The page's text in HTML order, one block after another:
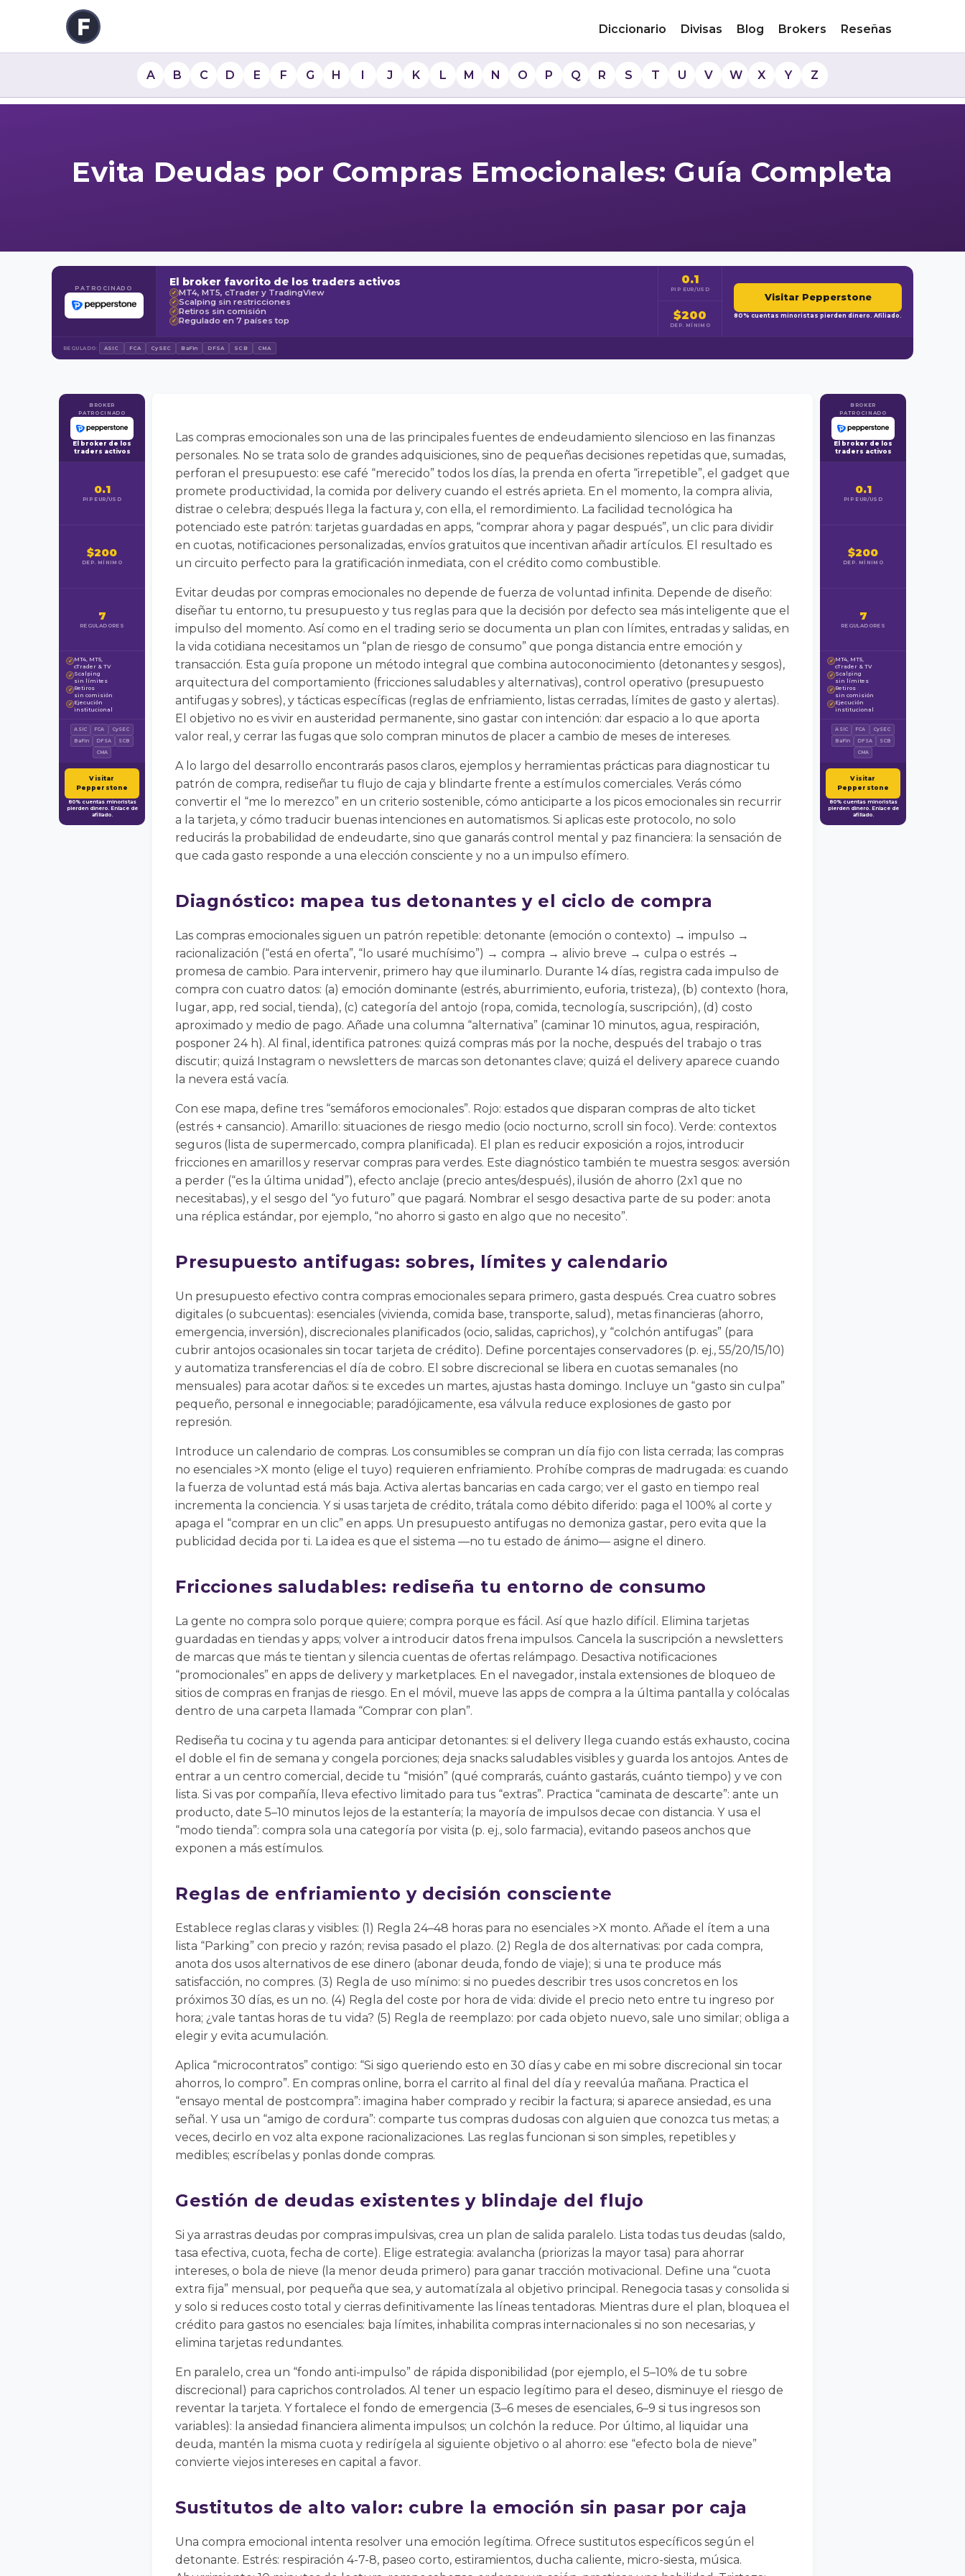
Diccionario Divisas Blog Brokers Reseñas
A B C D E F G H I J K L M N O P Q R S T U V W X Y Z
Evita Deudas por Compras Emocionales: Guía Completa
PATROCINADO El broker favorito de los traders activos
✓ MT4, MT5, cTrader y TradingView
✓ Scalping sin restricciones
✓ Retiros sin comisión
✓ Regulado en 7 países top
0.1
PIP EUR/USD
$200
DEP. MÍNIMO
Visitar Pepperstone
80% cuentas minoristas pierden dinero. Afiliado.
REGULADO: ASIC FCA CySEC BaFin DFSA SCB CMA
BROKER
PATROCINADO
El broker de los
traders activos
0.1
PIP EUR/USD
$200
DEP. MÍNIMO
7
REGULADORES
✓ MT4, MT5,
cTrader & TV
✓ Scalping
sin límites
✓ Retiros
sin comisión
✓ Ejecución
institucional
ASIC FCA
CySEC
BaFin
DFSA
SCB
CMA
Visitar
Pepperstone
80% cuentas minoristas
pierden dinero. Enlace de
afiliado.
Las compras emocionales son una de las principales fuentes de endeudamiento silencioso en las finanzas
personales. No se trata solo de grandes adquisiciones, sino de pequeñas decisiones repetidas que, sumadas,
perforan el presupuesto: ese café “merecido” todos los días, la prenda en oferta “irrepetible”, el gadget que
promete productividad, la comida por delivery cuando el estrés aprieta. En el momento, la compra alivia,
distrae o celebra; después llega la factura y, con ella, el remordimiento. La facilidad tecnológica ha
potenciado este patrón: tarjetas guardadas en apps, “comprar ahora y pagar después”, un clic para dividir
en cuotas, notificaciones personalizadas, envíos gratuitos que incentivan añadir artículos. El resultado es
un circuito perfecto para la gratificación inmediata, con el crédito como combustible.
Evitar deudas por compras emocionales no depende de fuerza de voluntad infinita. Depende de diseño:
diseñar tu entorno, tu presupuesto y tus reglas para que la decisión por defecto sea más inteligente que el
impulso del momento. Así como en el trading serio se documenta un plan con límites, entradas y salidas, en
la vida cotidiana necesitamos un “plan de riesgo de consumo” que ponga distancia entre emoción y
transacción. Esta guía propone un método integral que combina autoconocimiento (detonantes y sesgos),
arquitectura del comportamiento (fricciones saludables y alternativas), control operativo (presupuesto
antifugas y sobres), y tácticas específicas (reglas de enfriamiento, listas cerradas, límites de gasto y alertas).
El objetivo no es vivir en austeridad permanente, sino gastar con intención: dar espacio a lo que aporta
valor real, y cerrar las fugas que solo compran minutos de placer a cambio de meses de intereses.
A lo largo del desarrollo encontrarás pasos claros, ejemplos y herramientas prácticas para diagnosticar tu
patrón de compra, rediseñar tu flujo de caja y blindarte frente a estímulos comerciales. Verás cómo
convertir el “me lo merezco” en un criterio sostenible, cómo anticiparte a los picos emocionales sin recurrir
a la tarjeta, y cómo traducir buenas intenciones en automatismos. Si aplicas este protocolo, no solo
reducirás la probabilidad de endeudarte, sino que ganarás control mental y paz financiera: la sensación de
que cada gasto responde a una elección consciente y no a un impulso efímero.
Diagnóstico: mapea tus detonantes y el ciclo de compra
Las compras emocionales siguen un patrón repetible: detonante (emoción o contexto) → impulso →
racionalización (“está en oferta”, “lo usaré muchísimo”) → compra → alivio breve → culpa o estrés →
promesa de cambio. Para intervenir, primero hay que iluminarlo. Durante 14 días, registra cada impulso de
compra con cuatro datos: (a) emoción dominante (estrés, aburrimiento, euforia, tristeza), (b) contexto (hora,
lugar, app, red social, tienda), (c) categoría del antojo (ropa, comida, tecnología, suscripción), (d) costo
aproximado y medio de pago. Añade una columna “alternativa” (caminar 10 minutos, agua, respiración,
posponer 24 h). Al final, identifica patrones: quizá compras más por la noche, después del trabajo o tras
discutir; quizá Instagram o newsletters de marcas son detonantes clave; quizá el delivery aparece cuando
la nevera está vacía.
Con ese mapa, define tres “semáforos emocionales”. Rojo: estados que disparan compras de alto ticket
(estrés + cansancio). Amarillo: situaciones de riesgo medio (ocio nocturno, scroll sin foco). Verde: contextos
seguros (lista de supermercado, compra planificada). El plan es reducir exposición a rojos, introducir
fricciones en amarillos y reservar compras para verdes. Este diagnóstico también te muestra sesgos: aversión
a perder (“es la última unidad”), efecto anclaje (precio antes/después), ilusión de ahorro (2x1 que no
necesitabas), y el sesgo del “yo futuro” que pagará. Nombrar el sesgo desactiva parte de su poder: anota
una réplica estándar, por ejemplo, “no ahorro si gasto en algo que no necesito”.
Presupuesto antifugas: sobres, límites y calendario
Un presupuesto efectivo contra compras emocionales separa primero, gasta después. Crea cuatro sobres
digitales (o subcuentas): esenciales (vivienda, comida base, transporte, salud), metas financieras (ahorro,
emergencia, inversión), discrecionales planificados (ocio, salidas, caprichos), y “colchón antifugas” (para
cubrir antojos ocasionales sin tocar tarjeta de crédito). Define porcentajes conservadores (p. ej., 55/20/15/10)
y automatiza transferencias el día de cobro. El sobre discrecional se libera en cuotas semanales (no
mensuales) para acotar daños: si te excedes un martes, ajustas hasta domingo. Incluye un “gasto sin culpa”
pequeño, personal e innegociable; paradójicamente, esa válvula reduce explosiones de gasto por
represión.
Introduce un calendario de compras. Los consumibles se compran un día fijo con lista cerrada; las compras
no esenciales >X monto (elige el tuyo) requieren enfriamiento. Prohíbe compras de madrugada: es cuando
la fuerza de voluntad está más baja. Activa alertas bancarias en cada cargo; ver el gasto en tiempo real
incrementa la conciencia. Y si usas tarjeta de crédito, trátala como débito diferido: paga el 100% al corte y
apaga el “comprar en un clic” en apps. Un presupuesto antifugas no demoniza gastar, pero evita que la
publicidad decida por ti. La idea es que el sistema —no tu estado de ánimo— asigne el dinero.
Fricciones saludables: rediseña tu entorno de consumo
La gente no compra solo porque quiere; compra porque es fácil. Así que hazlo difícil. Elimina tarjetas
guardadas en tiendas y apps; volver a introducir datos frena impulsos. Cancela la suscripción a newsletters
de marcas que más te tientan y silencia cuentas de ofertas relámpago. Desactiva notificaciones
“promocionales” en apps de delivery y marketplaces. En el navegador, instala extensiones de bloqueo de
sitios de compras en franjas de riesgo. En el móvil, mueve las apps de compra a la última pantalla y colócalas
dentro de una carpeta llamada “Comprar con plan”.
Rediseña tu cocina y tu agenda para anticipar detonantes: si el delivery llega cuando estás exhausto, cocina
el doble el fin de semana y congela porciones; deja snacks saludables visibles y guarda los antojos. Antes de
entrar a un centro comercial, decide tu “misión” (qué comprarás, cuánto gastarás, cuánto tiempo) y ve con
lista. Si vas por compañía, lleva efectivo limitado para tus “extras”. Practica “caminata de descarte”: ante un
producto, date 5–10 minutos lejos de la estantería; la mayoría de impulsos decae con distancia. Y usa el
“modo tienda”: compra sola una categoría por visita (p. ej., solo farmacia), evitando paseos anchos que
exponen a más estímulos.
Reglas de enfriamiento y decisión consciente
Establece reglas claras y visibles: (1) Regla 24–48 horas para no esenciales >X monto. Añade el ítem a una
lista “Parking” con precio y razón; revisa pasado el plazo. (2) Regla de dos alternativas: por cada compra,
anota dos usos alternativos de ese dinero (abonar deuda, fondo de viaje); si una te produce más
satisfacción, no compres. (3) Regla de uso mínimo: si no puedes describir tres usos concretos en los
próximos 30 días, es un no. (4) Regla del coste por hora de vida: divide el precio neto entre tu ingreso por
hora; ¿vale tantas horas de tu vida? (5) Regla de reemplazo: por cada objeto nuevo, sale uno similar; obliga a
elegir y evita acumulación.
Aplica “microcontratos” contigo: “Si sigo queriendo esto en 30 días y cabe en mi sobre discrecional sin tocar
ahorros, lo compro”. En compras online, borra el carrito al final del día y reevalúa mañana. Practica el
“ensayo mental de postcompra”: imagina haber comprado y recibir la factura; si aparece ansiedad, es una
señal. Y usa un “amigo de cordura”: comparte tus compras dudosas con alguien que conozca tus metas; a
veces, decirlo en voz alta expone racionalizaciones. Las reglas funcionan si son simples, repetibles y
medibles; escríbelas y ponlas donde compras.
Gestión de deudas existentes y blindaje del flujo
Si ya arrastras deudas por compras impulsivas, crea un plan de salida paralelo. Lista todas tus deudas (saldo,
tasa efectiva, cuota, fecha de corte). Elige estrategia: avalancha (priorizas la mayor tasa) para ahorrar
intereses, o bola de nieve (la menor deuda primero) para ganar tracción motivacional. Define una “cuota
extra fija” mensual, por pequeña que sea, y automatízala al objetivo principal. Renegocia tasas y consolida si
y solo si reduces costo total y cierras definitivamente las líneas tentadoras. Mientras dure el plan, bloquea el
crédito para gastos no esenciales: baja límites, inhabilita compras internacionales si no son necesarias, y
elimina tarjetas redundantes.
En paralelo, crea un “fondo anti-impulso” de rápida disponibilidad (por ejemplo, el 5–10% de tu sobre
discrecional) para caprichos controlados. Al tener un espacio legítimo para el deseo, disminuye el riesgo de
reventar la tarjeta. Y fortalece el fondo de emergencia (3–6 meses de esenciales, 6–9 si tus ingresos son
variables): la ansiedad financiera alimenta impulsos; un colchón la reduce. Por último, al liquidar una
deuda, mantén la misma cuota y redirígela al siguiente objetivo o al ahorro: ese “efecto bola de nieve”
convierte viejos intereses en capital a favor.
Sustitutos de alto valor: cubre la emoción sin pasar por caja
Una compra emocional intenta resolver una emoción legítima. Ofrece sustitutos específicos según el
detonante. Estrés: respiración 4-7-8, paseo corto, estiramientos, ducha caliente, micro-siesta, música.
BROKER
PATROCINADO
El broker de los
traders activos
0.1
PIP EUR/USD
$200
DEP. MÍNIMO
7
REGULADORES
✓ MT4, MT5,
cTrader & TV
✓ Scalping
sin límites
✓ Retiros
sin comisión
✓ Ejecución
institucional
ASIC FCA
CySEC
BaFin
DFSA
SCB
CMA
Visitar
Pepperstone
80% cuentas minoristas
pierden dinero. Enlace de
afiliado.